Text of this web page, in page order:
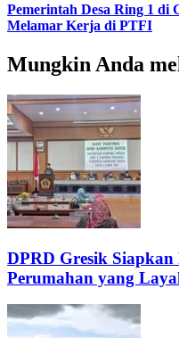
Pemerintah Desa Ring 1 di
Melamar Kerja di PTFI
Mungkin Anda
DPRD Gresik
Perumahan yang